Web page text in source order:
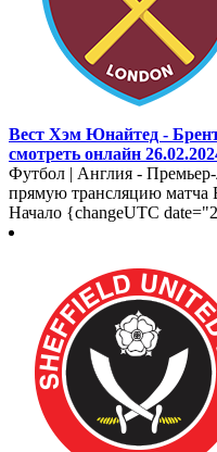
Вест Хэм Юнайтед -
смотреть онлайн
Футбол | Англия -
прямую трансляцию
Начало {changeUTC